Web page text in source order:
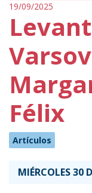
19/09/2025
Félix
Artículos
MIÉRCOLES 30